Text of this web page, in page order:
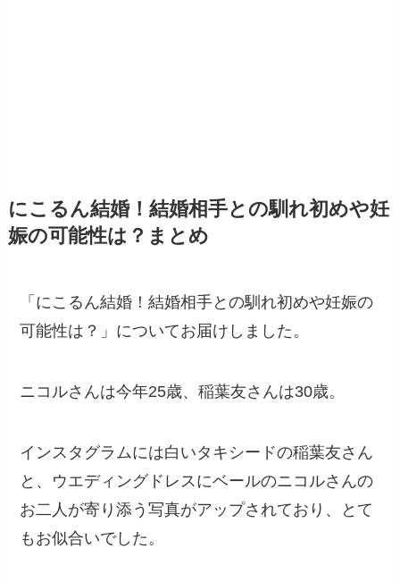
にこるん結婚！結婚相手との馴れ初めや妊
娠の可能性は？まとめ
「にこるん結婚！結婚相手との馴れ初めや妊娠の
可能性は？」についてお届けしました。
ニコルさんは今年25歳、稲葉友さんは30歳。
インスタグラムには白いタキシードの稲葉友さん
と、ウエディングドレスにベールのニコルさんの
お二人が寄り添う写真がアップされており、とて
もお似合いでした。